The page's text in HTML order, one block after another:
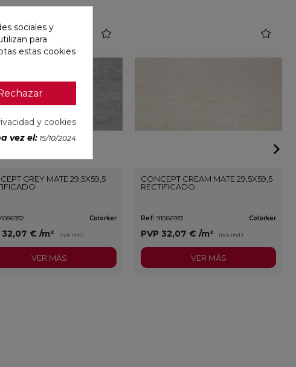
GREY MATE 29,5X59,5
Colorker
32,07 €/m² (IVA incl.)
VER MÁS
CONCEPT CREAM MATE 29,5X59,5
RECTIFICADO
Ref: 91086933 Colorker
PVP 32,07 €/m² (IVA incl.)
favorite
VER MÁS
sociales y
para
estas cookies
y cookies
vez el: 15/10/2024